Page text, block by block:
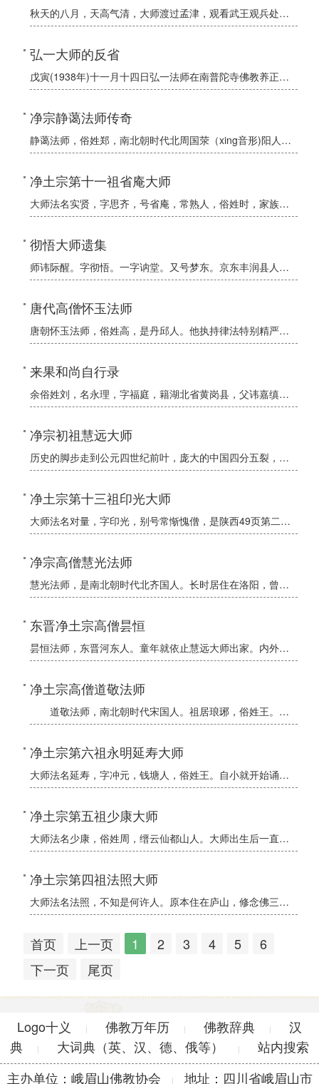
秋天的八月，天高气清，大师渡过孟津，观看武王观兵处，在这里作诗一首：片石荒碑倚岸头，当年曾此会诸侯。王纲直使同天地，应共黄河不断流。
弘一大师的反省
戊寅(1938年)十一月十四日弘一法师在南普陀寺佛教养正院同学会席上的讲话。南普陀寺是厦门著名古刹，居于鹭岛五老峰前，始建于唐代，初称泗洲院。1924年由临济宗转逢和尚改为十方丛林选贤制，会泉法师任第
净宗静蔼法师传奇
静蔼法师，俗姓郑，南北朝时代北周国荥（xing音形)阳人。他少年时游览寺院，看到描绘地狱种种苦刑的壁画，毛骨悚然，顿生出家之心，随即到瓦棺寺，在和禅师座下归依三宝。17岁，受具足戒，从此严持戒律，广学
净土宗第十一祖省庵大师
大师法名实贤，字思齐，号省庵，常熟人，俗姓时，家族世代为书香门第。大师天生不食荤腥，七岁出家，拜清凉庵容选和尚为师，15岁正式剃发。大师聪慧爽朗，经典过目不忘，诗文书法无一不精。
彻悟大师遗集
师讳际醒。字彻悟。一字讷堂。又号梦东。京东丰润县人。族姓马。父讳万璋。母高氏。师幼而颖异。长喜读书。经史群籍。靡弗采览。二十二岁。因大病。悟幻质无常。发出世志。
唐代高僧怀玉法师
唐朝怀玉法师，俗姓高，是丹邱人。他执持律法特别精严，把戒律名节视为悬崖峭壁一样不可犯越半步。每日一食长坐，跳蚤虱子满屋都是。一生诵〈弥陀经〉30万遍，每天课佛号5万声。常行忏悔，注想净业近40年。
来果和尚自行录
余俗姓刘，名永理，字福庭，籍湖北省黄岗县，父讳嘉缜，母氏方，世以耕读为业。母妊余时，不能食荤，食则腹痛，至临产夜，父见金鲤进房，母见黄袍白须老比丘入内，黄光满室，而余诞生矣。父命名曰鲤、母为取乳名曰小
净宗初祖慧远大师
历史的脚步走到公元四世纪前叶，庞大的中国四分五裂，战火纷飞，生灵涂炭。大地在呻吟，百姓在哭泣。多难的世人，何时才能脱离苦海？绝望的心，怎样才能看到希望？
净土宗第十三祖印光大师
大师法名对量，字印光，别号常惭愧僧，是陕西49页第二行阳人。俗姓赵，后世佛门弟子都称大师是大势至菩萨再来。
净宗高僧慧光法师
慧光法师，是南北朝时代北齐国人。长时居住在洛阳，曾著《华严》、《涅槃》、《十地》等注疏，精妙地开显我佛权实真谛。一天，他在病中见一队天人前来迎接。法师说：“我的志愿是归于安养。”不一会，果然看见净土化
东晋净土宗高僧昙恒
昙恒法师，东晋河东人。童年就依止慧远大师出家。内外经典，没有不通达的。品德、操行、清静孤高，常常有鹿群驯服地围绕在他的座旁。自从进入庐山以后，他便专志念佛。义熙14年，昙恒法师端坐合掌，高声念佛而化。
净土宗高僧道敬法师
道敬法师，南北朝时代宋国人。祖居琅琊，俗姓王。祖父王凝之，那时任江州刺史，这使法师有机会追随慧远大师出家。17岁时，即博通经论，每日记诵达万言以上。常常感叹戒律不容易完全遵守，于是发愿六根早日
净土宗第六祖永明延寿大师
大师法名延寿，字冲元，钱塘人，俗姓王。自小就开始诵《法华经》。钱王文穆时期，大师尚未出家，为税务官。借此方便，多用国税买放生灵。因盗用国库，其罪当死，已押付刑场。钱王信佛，派人悄悄查看，若面色不变就放
净土宗第五祖少康大师
大师法名少康，俗姓周，缙云仙都山人。大师出生后一直不说话，7岁随母亲到灵山寺拜佛，母亲问：“我儿认得佛爷吗？”大师忽然发声说：“是释迦牟尼佛。”父母悲喜交加，就施舍他出家为僧。到15岁，即通晓《法华》
净土宗第四祖法照大师
大师法名法照，不知是何许人。原本住在庐山，修念佛三昧。一天，大师在定中神游极乐世界，见一僧人穿破旧衣服，侍立在阿弥陀佛左右。佛告他说：“这是衡山的承远。”大师出定后，立即上衡山求见，在悬崖下见到承远大
首页 上一页 1 2 3 4 5
6
下一页
尾页
Logo十义 | 佛教万年历 | 佛教辞典 |
汉
典
| 大词典（英、汉、德、俄等） |
站内搜索
主办单位：峨眉山佛教协会
| 地址：四川省峨眉山市